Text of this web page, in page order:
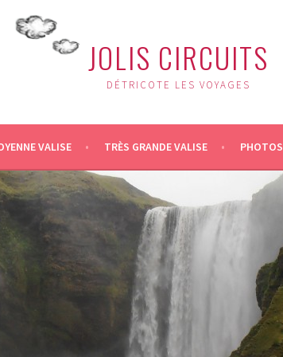
JOLIS CIRCUITS
DÉTRICOTE LES VOYAGES
VALISE TRÈS GRANDE VALISE PHOTOS